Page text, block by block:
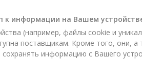
к информации на Вашем
(например, файлы cookie и
поставщикам. Кроме того, они, а
информацию с Вашего